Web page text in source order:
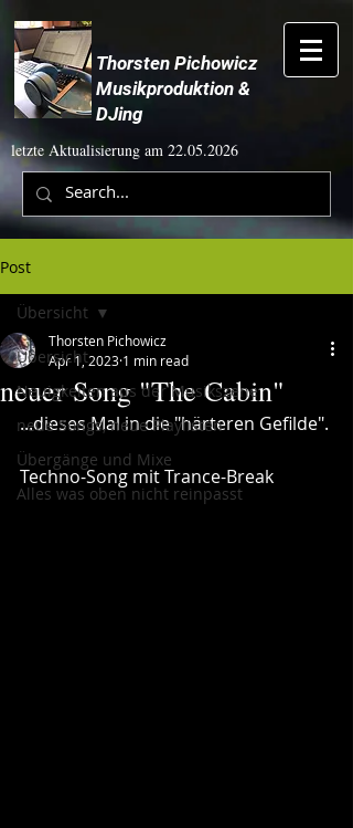
Thorsten Pichowicz
Musikproduktion &
DJing
letzte Aktualisierung am 22.05.2026
Post
Übersicht
Neuigkeiten aus der Musikszene
neue Songs, neue Playlisten
Übergänge und Mixe
Alles was oben nicht reinpasst
Übersicht
neuer Song "The Cabin"
Thorsten Pichowicz
Apr 1, 2023 1 min read
...dieses Mal in die "härteren Gefilde".
Techno-Song mit Trance-Break